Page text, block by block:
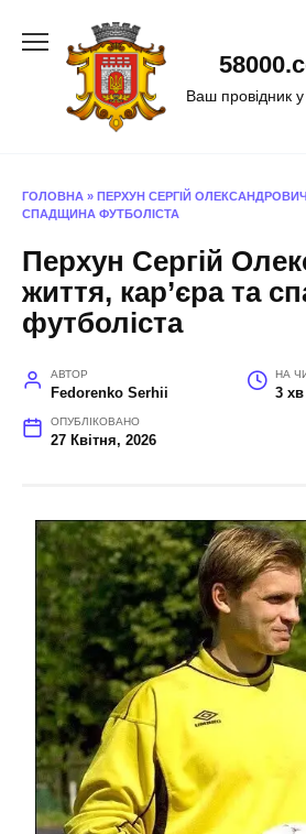
Ваш провідник у
ГОЛОВНА » ПЕРХУН СЕРГІЙ
СПАДЩИНА ФУТБОЛІСТА
Перхун Сергій
життя, кар’єра та
футболіста
АВТОР
Fedorenko Serhii
НА
3 хв
ОПУБЛІКОВАНО
27 Квітня, 2026